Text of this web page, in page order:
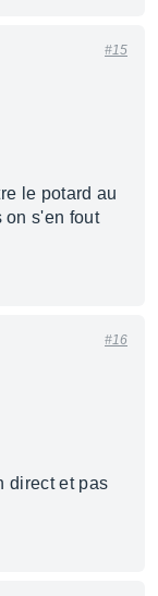
#15
le potard au
on s'en fout
#16
direct et pas